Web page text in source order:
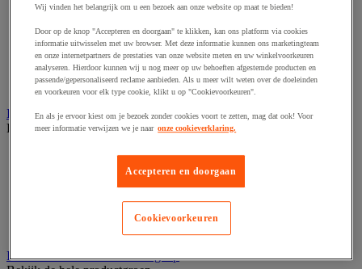
Palletstelling
Rek voor haspels en spoelen
Stelling voor detail- en groothandel
Stellingen voor de automobielindustrie
Voedingstelling
Zware stelling
Industriële mat, tegel en rooster
Bekijk de hele productgroep
Accessoires voor matten en roosters
ESD antistatische en isolerende matten
Hygiënische mat en mat voor de voedselverwerkende
Industriële antivermoeidheidsmatten en -tegels
Industriele ventilator en afzuigkap
Wij vinden het belangrijk om u een bezoek aan onze website op maat te bieden!
Door op de knop "Accepteren en doorgaan" te klikken, kan ons platform via cookies
informatie uitwisselen met uw browser. Met deze informatie kunnen ons marketingteam
en onze internetpartners de prestaties van onze website meten en uw winkelvoorkeuren
analyseren. Hierdoor kunnen wij u nog meer op uw behoeften afgestemde producten en
passende/gepersonaliseerd reclame aanbieden. Als u meer wilt weten over de doeleinden
en voorkeuren voor elk type cookie, klikt u op "Cookievoorkeuren".
En als je ervoor kiest om je bezoek zonder cookies voort te zetten, mag dat ook! Voor
meer informatie verwijzen we je naar onze cookieverklaring.
Accepteren en doorgaan
Cookievoorkeuren